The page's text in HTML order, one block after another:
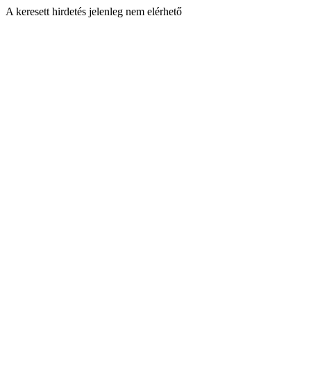
A keresett hirdetés jelenleg nem elérhető